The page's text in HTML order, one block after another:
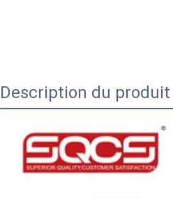
Description du produit